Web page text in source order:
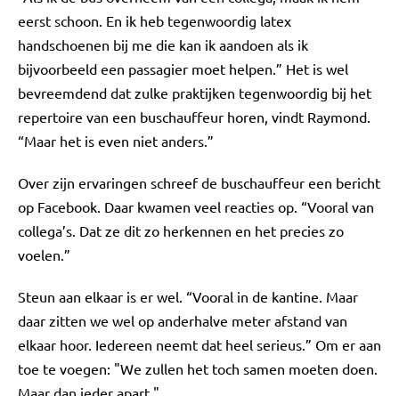
eerst schoon. En ik heb tegenwoordig latex
handschoenen bij me die kan ik aandoen als ik
bijvoorbeeld een passagier moet helpen.” Het is wel
bevreemdend dat zulke praktijken tegenwoordig bij het
repertoire van een buschauffeur horen, vindt Raymond.
“Maar het is even niet anders.”
Over zijn ervaringen schreef de buschauffeur een bericht
op Facebook. Daar kwamen veel reacties op. “Vooral van
collega’s. Dat ze dit zo herkennen en het precies zo
voelen.”
Steun aan elkaar is er wel. “Vooral in de kantine. Maar
daar zitten we wel op anderhalve meter afstand van
elkaar hoor. Iedereen neemt dat heel serieus.” Om er aan
toe te voegen: "We zullen het toch samen moeten doen.
Maar dan ieder apart."